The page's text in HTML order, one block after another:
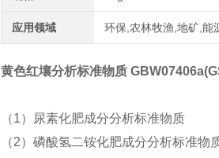
应用领域 环保,农林牧渔,地矿,能
黄色红壤分析标准物质
（1）尿素化肥成分分析标准物
（2）磷酸氢二铵化肥成分分析标准